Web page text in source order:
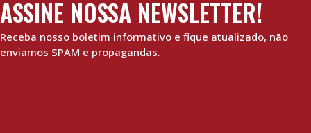
ASSINE NOSSA NEWSLETTER!
Receba nosso boletim informativo e fique atualizado, não
enviamos SPAM e propagandas.